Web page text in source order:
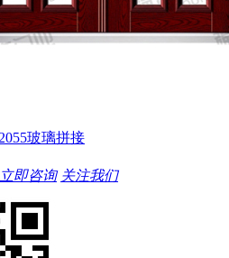
玻璃拼接
立即咨询 关注我们